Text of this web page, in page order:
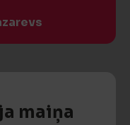
maiņa